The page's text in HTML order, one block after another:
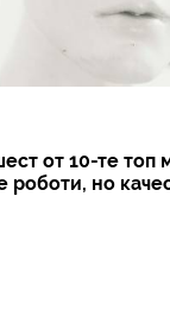
от 10-те топ
роботи, но